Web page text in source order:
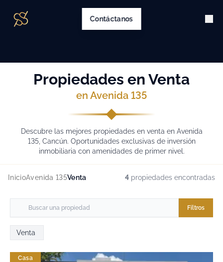
Contáctanos
Propiedades en Venta
en Avenida 135
Descubre las mejores propiedades en venta en Avenida
135, Cancún. Oportunidades exclusivas de inversión
inmobiliaria con amenidades de primer nivel.
InicioAvenida 135Venta 4 propiedades encontradas
Filtros
Venta
Casa